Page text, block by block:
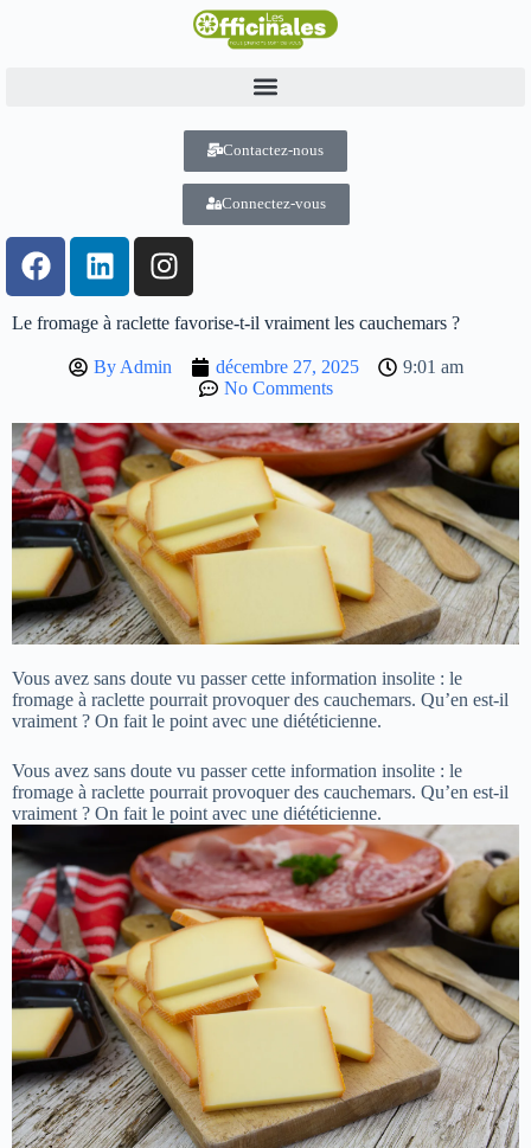
Contactez-nous
Connectez-vous
Le fromage à raclette favorise-t-il vraiment les cauchemars ?
ByAdmin décembre 27, 2025
9:01 am
No Comments
Vous avez sans doute vu passer cette information insolite : le
fromage à raclette pourrait provoquer des cauchemars. Qu’en est-il
vraiment ? On fait le point avec une diététicienne.
Vous avez sans doute vu passer cette information insolite : le
fromage à raclette pourrait provoquer des cauchemars. Qu’en est-il
vraiment ? On fait le point avec une diététicienne.